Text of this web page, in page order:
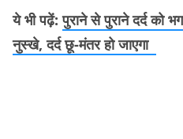
ये भी पढ़ें:पुराने से पुराने दर्द को
नुस्खे, दर्द छू-मंतर हो जाएगा